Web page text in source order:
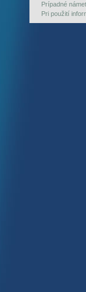
Prípadné
Pri použití